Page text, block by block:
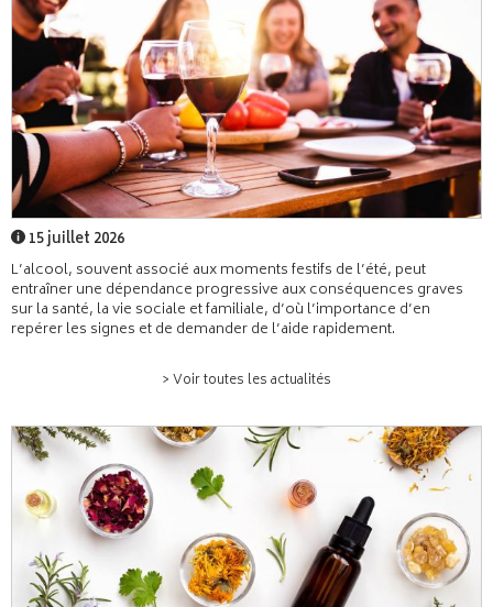
15 juillet 2026
L’alcool, souvent associé aux moments festifs de l’été, peut
entraîner une dépendance progressive aux conséquences graves
sur la santé, la vie sociale et familiale, d’où l’importance d’en
repérer les signes et de demander de l’aide rapidement.
> Voir toutes les actualités